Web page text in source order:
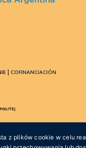
| COFINANCIACIÓN
z plików cookie w celu